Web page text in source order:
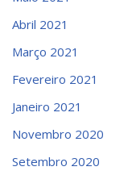
Abril 2021
Março 2021
Fevereiro 2021
Janeiro 2021
Novembro 2020
Setembro 2020